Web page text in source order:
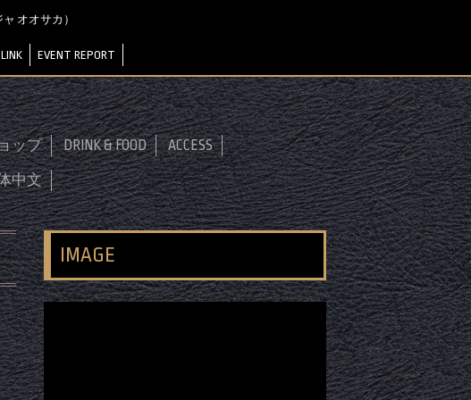
ャ オオサカ）
EVENT REPORT
ップ DRINK & FOOD ACCESS
中文
IMAGE